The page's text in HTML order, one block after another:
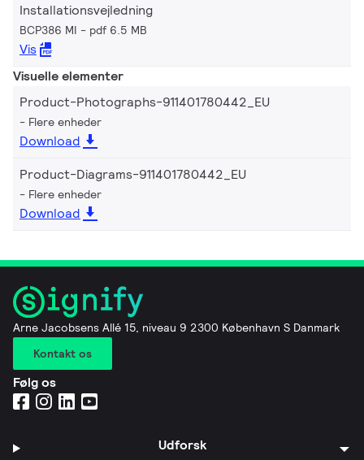
Installationsvejledning
BCP386 MI pdf 6.5 MB
Vis
Visuelle elementer
Product-Photographs-911401780442_EU
Flere enheder
Download
Product-Diagrams-911401780442_EU
Flere enheder
Download
Arne Jacobsens Allé 15, niveau 9 2300 København S Danmark
Kontakt os
Følg os
Udforsk